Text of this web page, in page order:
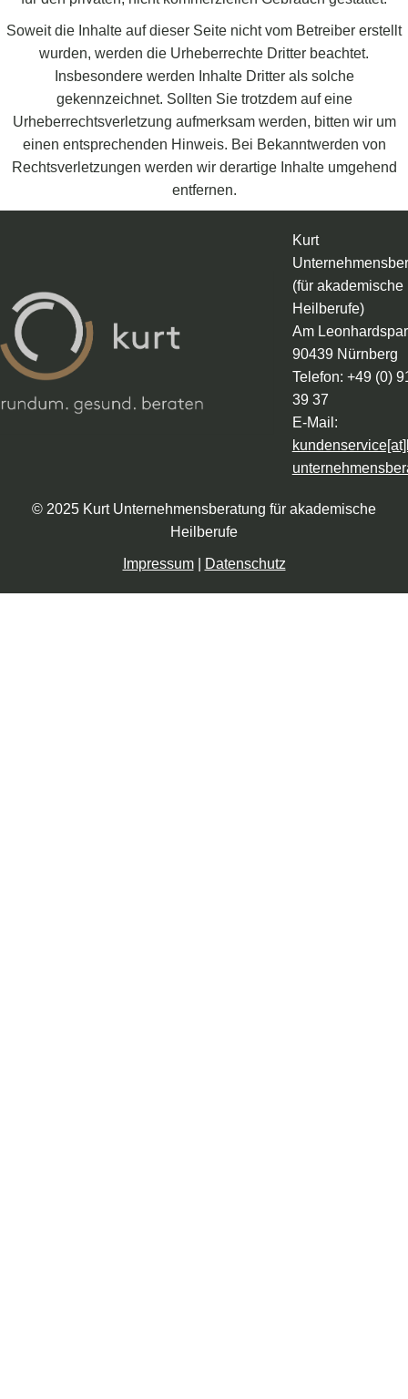
Soweit die Inhalte auf dieser Seite nicht vom Betreiber erstellt
wurden, werden die Urheberrechte Dritter beachtet.
Insbesondere werden Inhalte Dritter als solche
gekennzeichnet. Sollten Sie trotzdem auf eine
Urheberrechtsverletzung aufmerksam werden, bitten wir um
einen entsprechenden Hinweis. Bei Bekanntwerden von
Rechtsverletzungen werden wir derartige Inhalte umgehend
entfernen.
Kurt
(für akademische
Heilberufe)
Am
90439 Nürnberg
Telefon: +49 (0)
39 37
E-Mail:
© 2025 Kurt Unternehmensberatung für akademische
Heilberufe
Impressum| Datenschutz